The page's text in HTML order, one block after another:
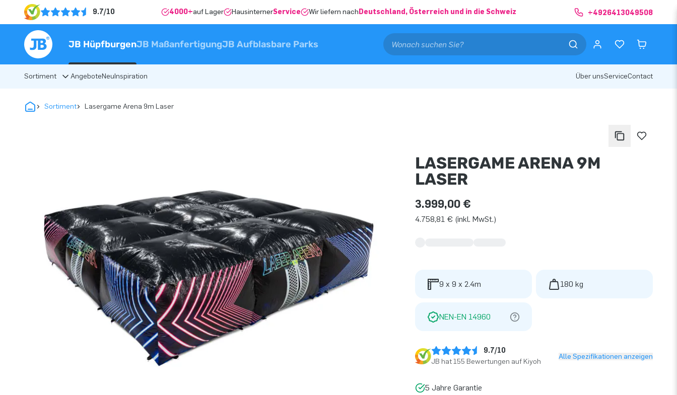
9.7/10 4000+auf Lager HausinternerService Wir liefern nach Deutschland, Österreich und in die Schweiz +4926413049508
JB HüpfburgenJB MaßanfertigungJB Aufblasbare Parks
Sortiment AngeboteNeuInspiration Über unsServiceContact
Sortiment Lasergame Arena 9m Laser
LASERGAME ARENA 9M
LASER
3.999,00 €
4.758,81 € (inkl. MwSt.)
9 x 9 x 2.4m 180 kg
NEN-EN 14960
9.7/10
JB hat 155 Bewertungen auf Kiyoh
Alle Spezifikationen anzeigen
5 Jahre Garantie